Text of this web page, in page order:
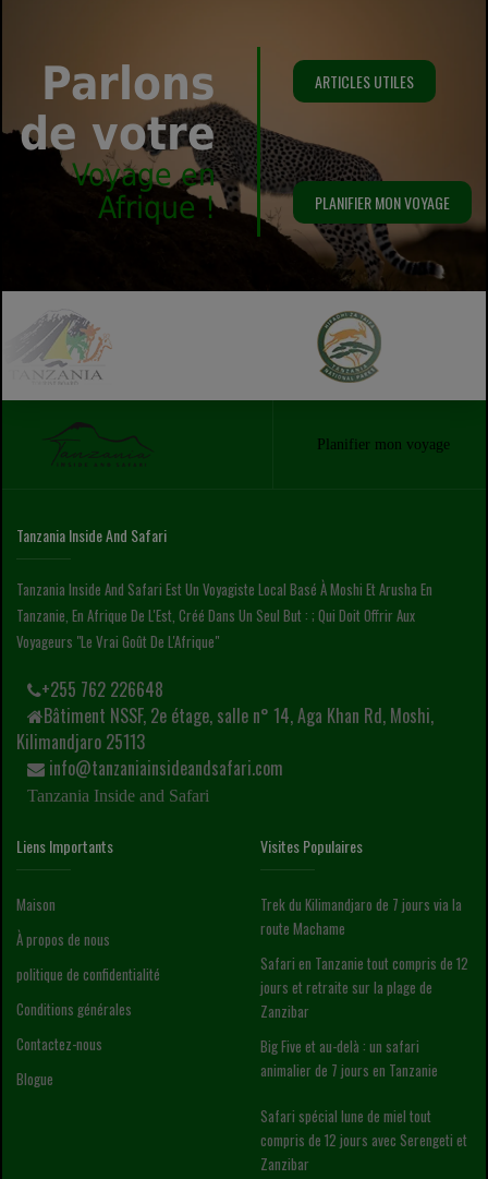
Parlons
de votre
Voyage en
Afrique !
ARTICLES UTILES
PLANIFIER MON VOYAGE
Planifier mon voyage
Tanzania Inside And Safari
Tanzania Inside And Safari Est Un Voyagiste Local Basé À Moshi Et Arusha En
Tanzanie, En Afrique De L'Est, Créé Dans Un Seul But : ; Qui Doit Offrir Aux
Voyageurs "le Vrai Goût De L'Afrique"
+255 762 226648
Bâtiment NSSF, 2e étage, salle n° 14, Aga Khan Rd, Moshi,
Kilimandjaro 25113
info@tanzaniainsideandsafari.com
Tanzania Inside and Safari
Liens Importants
Maison
À propos de nous
politique de confidentialité
Conditions générales
Contactez-nous
Blogue
Visites Populaires
Trek du Kilimandjaro de 7 jours via la
route Machame
Safari en Tanzanie tout compris de 12
jours et retraite sur la plage de
Zanzibar
Big Five et au-delà : un safari
animalier de 7 jours en Tanzanie
Safari spécial lune de miel tout
compris de 12 jours avec Serengeti et
Zanzibar